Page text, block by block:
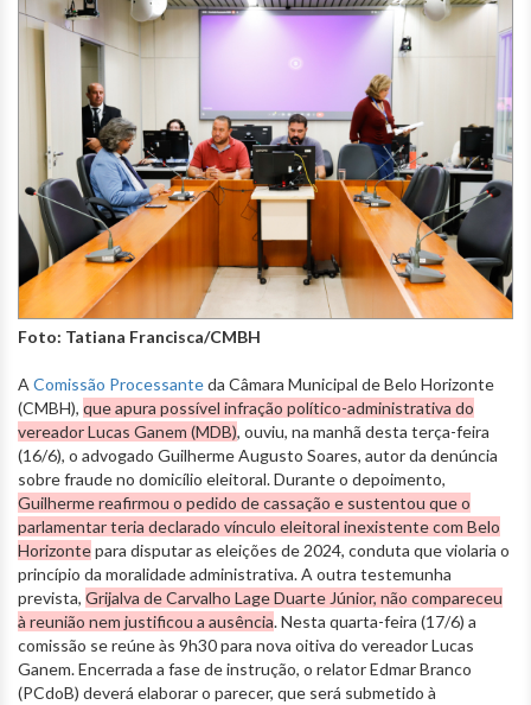
Foto: Tatiana Francisca/CMBH
AComissão Processanteda Câmara Municipal de Belo Horizonte
(CMBH), que apura possível infração político-administrativa do
vereador Lucas Ganem (MDB), ouviu, na manhã desta terça-feira
(16/6), o advogado Guilherme Augusto Soares, autor da denúncia
sobre fraude no domicílio eleitoral. Durante o depoimento,
Guilherme reafirmou o pedido de cassação e sustentou que o
parlamentar teria declarado vínculo eleitoral inexistente com Belo
Horizontepara disputar as eleições de 2024, conduta que violaria o
princípio da moralidade administrativa. A outra testemunha
prevista, Grijalva de Carvalho Lage Duarte Júnior, não compareceu
à reunião nem justificou a ausência. Nesta quarta-feira (17/6) a
comissão se reúne às 9h30 para nova oitiva do vereador Lucas
Ganem. Encerrada a fase de instrução, o relator Edmar Branco
(PCdoB) deverá elaborar o parecer, que será submetido à